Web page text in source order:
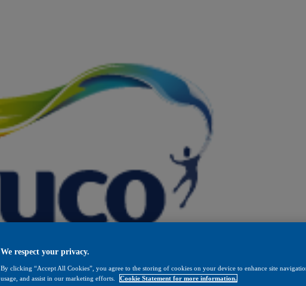
We respect your privacy.
By clicking “Accept All Cookies”, you agree to the storing of cookies on your device to enhance site
usage, and assist in our marketing efforts.
Cookie Statement for more information.